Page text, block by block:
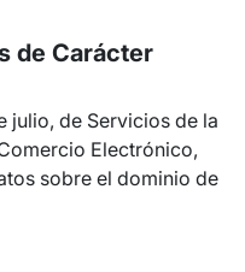
de Carácter
julio, de Servicios de la
Electrónico,
sobre el dominio de